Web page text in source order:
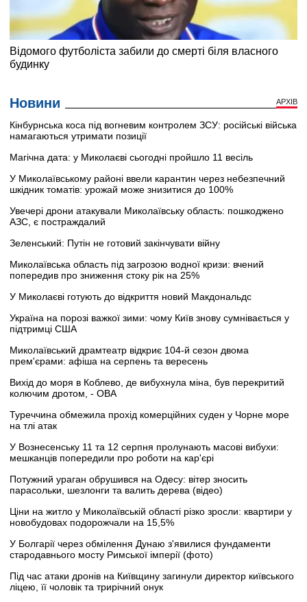
Новини АРХІВ
Кінбурнська коса під вогневим контролем ЗСУ: російські війська
намагаються утримати позиції
Магічна дата: у Миколаєві сьогодні пройшло 11 весіль
У Миколаївському районі ввели карантин через небезпечний
шкідник томатів: урожай може знизитися до 100%
Увечері дрони атакували Миколаївську область: пошкоджено
АЗС, є постраждалий
Зеленський: Путін не готовий закінчувати війну
Миколаївська область під загрозою водної кризи: вчений
попередив про зниження стоку рік на 25%
У Миколаєві готують до відкриття новий Макдональдс
Україна на порозі важкої зими: чому Київ знову сумнівається у
підтримці США
Миколаївський драмтеатр відкриє 104-й сезон двома
прем'єрами: афіша на серпень та вересень
Вихід до моря в Коблево, де вибухнула міна, був перекритий
колючим дротом, - ОВА
Туреччина обмежила прохід комерційних суден у Чорне море
на тлі атак
У Вознесенську 11 та 12 серпня пролунають масові вибухи:
мешканців попередили про роботи на кар'єрі
Потужний ураган обрушився на Одесу: вітер зносить
парасольки, шезлонги та валить дерева (відео)
Ціни на житло у Миколаївській області різко зросли: квартири у
новобудовах подорожчали на 15,5%
У Болгарії через обмілення Дунаю з'явилися фундаменти
стародавнього мосту Римської імперії (фото)
Під час атаки дронів на Київщину загинули директор київського
ліцею, її чоловік та трирічний онук